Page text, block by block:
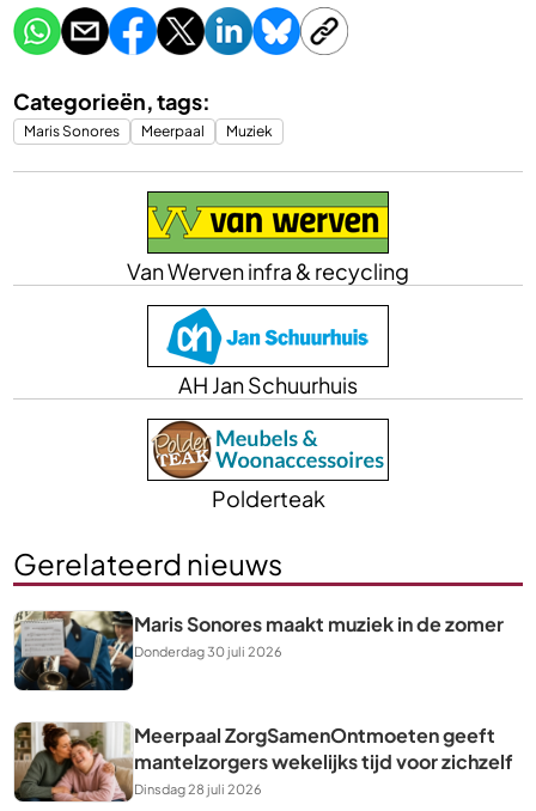
Categorieën, tags:
Maris Sonores Meerpaal Muziek
Van Werven infra & recycling
AH Jan Schuurhuis
Polderteak
Gerelateerd nieuws
Maris Sonores maakt muziek in de zomer
Donderdag 30 juli 2026
Meerpaal ZorgSamenOntmoeten geeft
mantelzorgers wekelijks tijd voor zichzelf
Dinsdag 28 juli 2026